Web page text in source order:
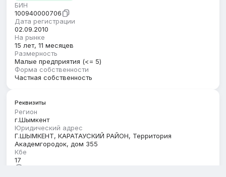
БИН
100940000706
Дата регистрации
02.09.2010
На рынке
15 лет, 11 месяцев
Размерность
Малые предприятия (<= 5)
Форма собственности
Частная собственность
Реквизиты
Регион
г.Шымкент
Юридический адрес
Г.ШЫМКЕНТ, КАРАТАУСКИЙ РАЙОН, Территория
Академгородок, дом 355
Кбе
17